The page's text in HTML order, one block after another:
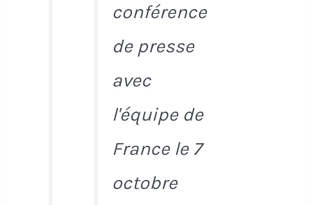
conférence
de presse
avec
l'équipe de
France le 7
octobre